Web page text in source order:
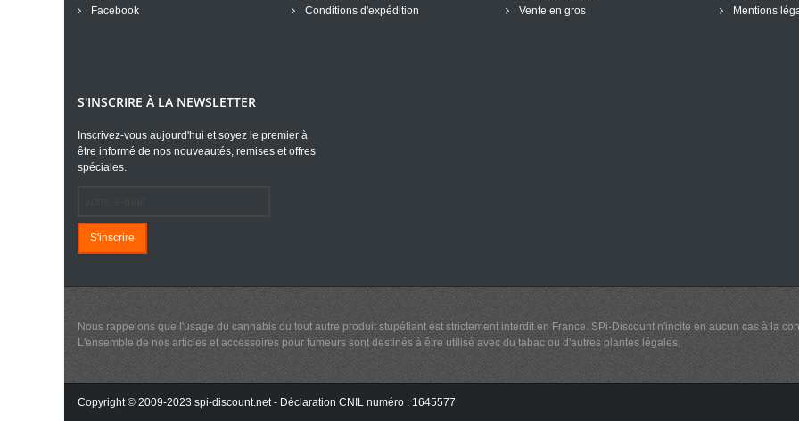
Facebook
Conditions d'expédition
Vente en gros
Mentions
S'INSCRIRE À LA NEWSLETTER
Inscrivez-vous aujourd'hui et soyez le premier à
être informé de nos nouveautés, remises et offres
spéciales.
S'inscrire
Nous rappelons que l'usage du cannabis ou tout autre produit stupéfiant est strictement interdit en France. SPi-Discount n'incite en aucun cas à la
L'ensemble de nos articles et accessoires pour fumeurs sont destinés à être utilisé avec du tabac ou d'autres plantes légales.
Copyright © 2009-2023 spi-discount.net - Déclaration CNIL numéro : 1645577